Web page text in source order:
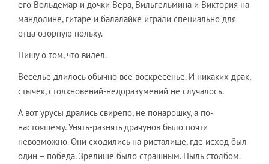
его Вольдемар и дочки Вера, Вильгельмина и Виктория на
мандолине, гитаре и балалайке играли специально для
отца озорную польку.
Пишу о том, что видел.
Веселье длилось обычно всё воскресенье. И никаких драк,
стычек, столкновений-недоразумений не случалось.
А вот урусы дрались свирепо, не понарошку, а по-
настоящему. Унять-разнять драчунов было почти
невозможно. Они сходились на ристалище, где исход был
один – победа. Зрелище было страшным. Пыль столбом.